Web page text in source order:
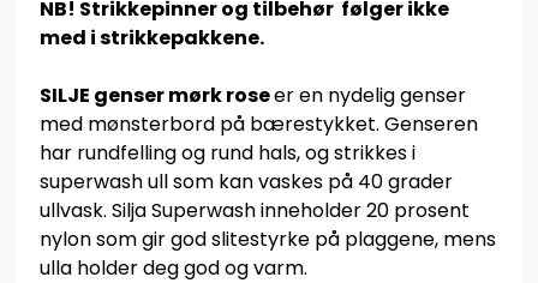
NB! Strikkepinner og tilbehør følger ikke
med i strikkepakkene.
SILJE genser mørk roseer en nydelig genser
med mønsterbord på bærestykket. Genseren
har rundfelling og rund hals, og strikkes i
superwash ull som kan vaskes på 40 grader
ullvask. Silja Superwash inneholder 20 prosent
nylon som gir god slitestyrke på plaggene, mens
ulla holder deg god og varm.